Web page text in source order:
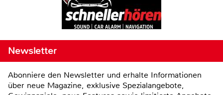
Newsletter
Abonniere den Newsletter und erhalte Informationen
über neue Magazine, exklusive Spezialangebote,